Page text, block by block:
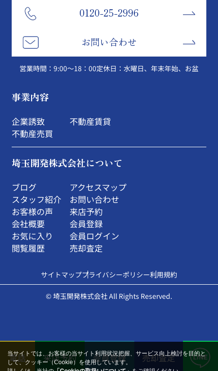
0120-25-2996
お問い合わせ
営業時間：9:00～18：00定休日：水曜日、年末年始、お盆
事業内容
企業誘致
不動産売買
不動産賃貸
埼玉開発株式会社について
ブログ
スタッフ紹介
お客様の声
会社概要
お気に入り
閲覧履歴
アクセスマップ
お問い合わせ
来店予約
会員登録
会員ログイン
売却査定
サイトマッププライバシーポリシー利用規約
© 埼玉開発株式会社 All Rights Reserved.
電話 来店予約 会員登録 売却査定
当サイトでは、お客様の当サイト利用状況把握、サービス向上検討を目的と
して、クッキー（Cookie）を使用しています。